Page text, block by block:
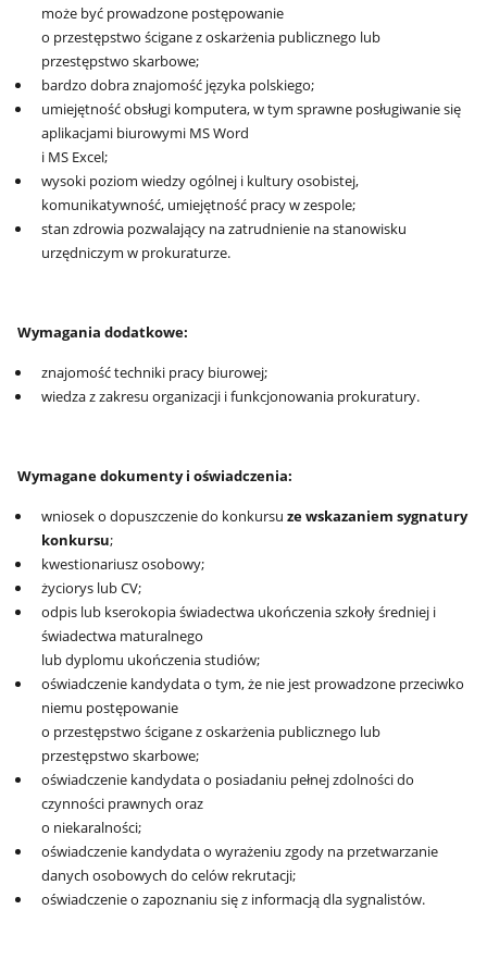
może być prowadzone postępowanie
o przestępstwo ścigane z oskarżenia publicznego lub
przestępstwo skarbowe;
bardzo dobra znajomość języka polskiego;
umiejętność obsługi komputera, w tym sprawne posługiwanie się
aplikacjami biurowymi MS Word
i MS Excel;
wysoki poziom wiedzy ogólnej i kultury osobistej,
komunikatywność, umiejętność pracy w zespole;
stan zdrowia pozwalający na zatrudnienie na stanowisku
urzędniczym w prokuraturze.
Wymagania dodatkowe:
znajomość techniki pracy biurowej;
wiedza z zakresu organizacji i funkcjonowania prokuratury.
Wymagane dokumenty i oświadczenia:
wniosek o dopuszczenie do konkursuze wskazaniem sygnatury
konkursu;
kwestionariusz osobowy;
życiorys lub CV;
odpis lub kserokopia świadectwa ukończenia szkoły średniej i
świadectwa maturalnego
lub dyplomu ukończenia studiów;
oświadczenie kandydata o tym, że nie jest prowadzone przeciwko
niemu postępowanie
o przestępstwo ścigane z oskarżenia publicznego lub
przestępstwo skarbowe;
oświadczenie kandydata o posiadaniu pełnej zdolności do
czynności prawnych oraz
o niekaralności;
oświadczenie kandydata o wyrażeniu zgody na przetwarzanie
danych osobowych do celów rekrutacji;
oświadczenie o zapoznaniu się z informacją dla sygnalistów.